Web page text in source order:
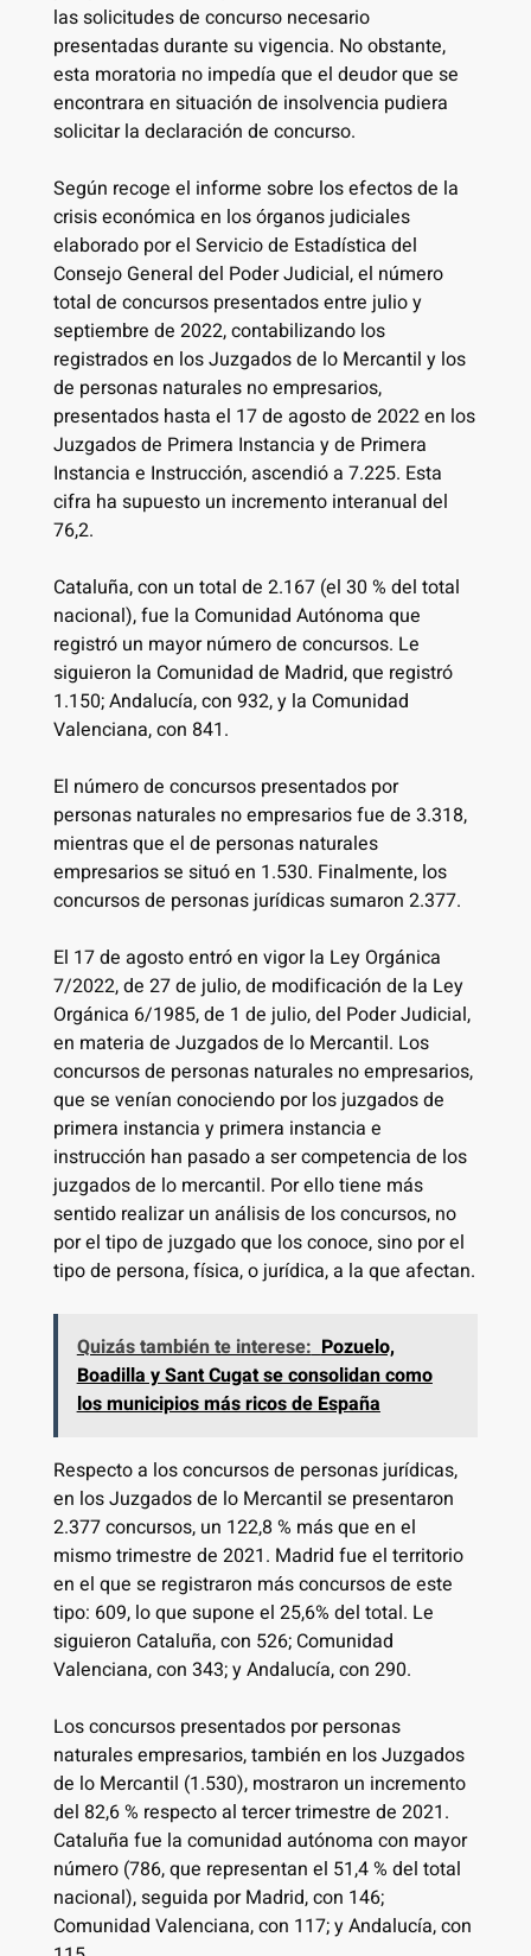
las solicitudes de concurso necesario
presentadas durante su vigencia. No obstante,
esta moratoria no impedía que el deudor que se
encontrara en situación de insolvencia pudiera
solicitar la declaración de concurso.
Según recoge el informe sobre los efectos de la
crisis económica en los órganos judiciales
elaborado por el Servicio de Estadística del
Consejo General del Poder Judicial, el número
total de concursos presentados entre julio y
septiembre de 2022, contabilizando los
registrados en los Juzgados de lo Mercantil y los
de personas naturales no empresarios,
presentados hasta el 17 de agosto de 2022 en los
Juzgados de Primera Instancia y de Primera
Instancia e Instrucción, ascendió a 7.225. Esta
cifra ha supuesto un incremento interanual del
76,2.
Cataluña, con un total de 2.167 (el 30 % del total
nacional), fue la Comunidad Autónoma que
registró un mayor número de concursos. Le
siguieron la Comunidad de Madrid, que registró
1.150; Andalucía, con 932, y la Comunidad
Valenciana, con 841.
El número de concursos presentados por
personas naturales no empresarios fue de 3.318,
mientras que el de personas naturales
empresarios se situó en 1.530. Finalmente, los
concursos de personas jurídicas sumaron 2.377.
El 17 de agosto entró en vigor la Ley Orgánica
7/2022, de 27 de julio, de modificación de la Ley
Orgánica 6/1985, de 1 de julio, del Poder Judicial,
en materia de Juzgados de lo Mercantil. Los
concursos de personas naturales no empresarios,
que se venían conociendo por los juzgados de
primera instancia y primera instancia e
instrucción han pasado a ser competencia de los
juzgados de lo mercantil. Por ello tiene más
sentido realizar un análisis de los concursos, no
por el tipo de juzgado que los conoce, sino por el
tipo de persona, física, o jurídica, a la que afectan.
Quizás también te interese: Pozuelo,
Boadilla y Sant Cugat se consolidan como
los municipios más ricos de España
Respecto a los concursos de personas jurídicas,
en los Juzgados de lo Mercantil se presentaron
2.377 concursos, un 122,8 % más que en el
mismo trimestre de 2021. Madrid fue el territorio
en el que se registraron más concursos de este
tipo: 609, lo que supone el 25,6% del total. Le
siguieron Cataluña, con 526; Comunidad
Valenciana, con 343; y Andalucía, con 290.
Los concursos presentados por personas
naturales empresarios, también en los Juzgados
de lo Mercantil (1.530), mostraron un incremento
del 82,6 % respecto al tercer trimestre de 2021.
Cataluña fue la comunidad autónoma con mayor
número (786, que representan el 51,4 % del total
nacional), seguida por Madrid, con 146;
Comunidad Valenciana, con 117; y Andalucía, con